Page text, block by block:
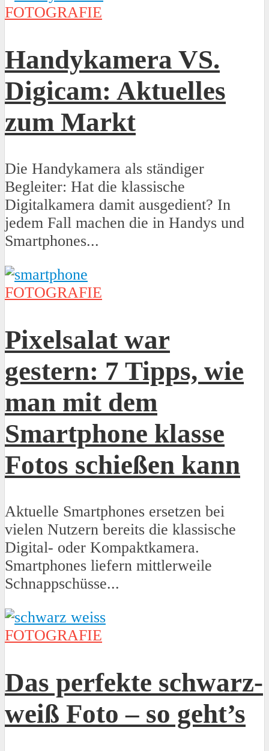
FOTOGRAFIE
Handykamera VS.
Digicam: Aktuelles
zum Markt
Die Handykamera als ständiger
Begleiter: Hat die klassische
Digitalkamera damit ausgedient? In
jedem Fall machen die in Handys und
Smartphones...
FOTOGRAFIE
Pixelsalat war
gestern: 7 Tipps, wie
man mit dem
Smartphone klasse
Fotos schießen kann
Aktuelle Smartphones ersetzen bei
vielen Nutzern bereits die klassische
Digital- oder Kompaktkamera.
Smartphones liefern mittlerweile
Schnappschüsse...
FOTOGRAFIE
Das perfekte schwarz-
weiß Foto – so geht’s